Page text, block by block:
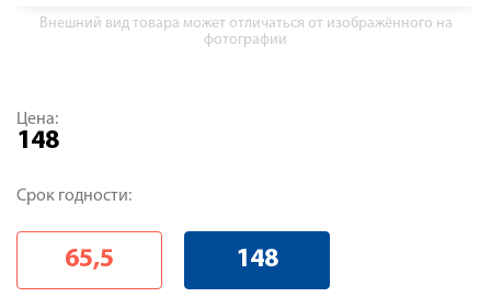
Внешний вид товара может отличаться от изображённого на
фотографии
Цена:
148
Срок годности:
65,5 148